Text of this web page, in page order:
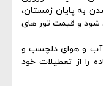
به پایان زمستان،
شود و قیمت تور های
آب و هوای دلچسب و
را از تعطیلات خود